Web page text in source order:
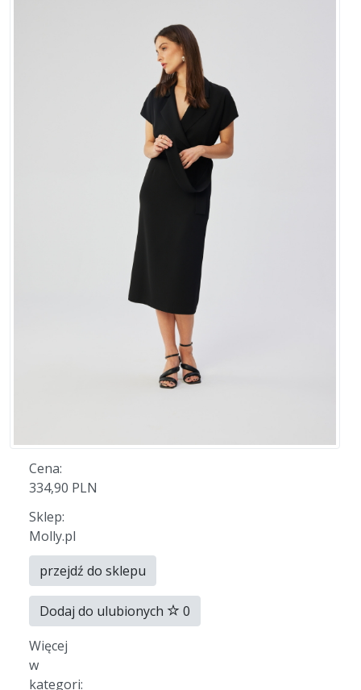
Cena:
334,90 PLN
Sklep:
Molly.pl
przejdź do sklepu
Dodaj do ulubionych
0
Więcej
w
kategori: